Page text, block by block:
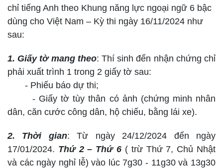
chỉ tiếng Anh theo Khung năng lực ngoại ngữ 6 bậc
dùng cho Việt Nam – Kỳ thi ngày 16/11/2024 như
sau:
1. Giấy tờ mang theo: Thí sinh đến nhận chứng chỉ
phải xuất trình 1 trong 2 giấy tờ sau:
- Phiếu báo dự thi;
- Giấy tờ tùy thân có ảnh (chứng minh nhân
dân, căn cước công dân, hộ chiếu, bằng lái xe).
2. Thời gian: Từ ngày 24/12/2024 đến ngày
17/01/2024. Thứ 2 – Thứ 6 ( trừ Thứ 7, Chủ Nhật
và các ngày nghỉ lễ) vào lúc 7g30 - 11g30 và 13g30